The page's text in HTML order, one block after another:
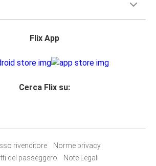
Flix App
Cerca Flix su:
rivenditore
Norme privacy
del passeggero
Note Legali